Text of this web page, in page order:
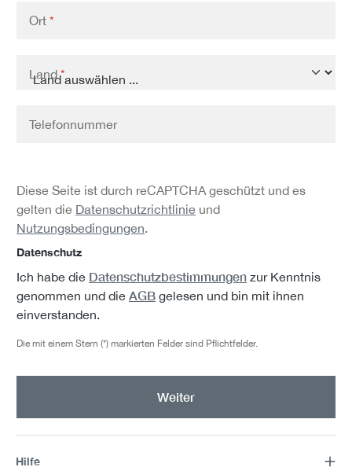
Ort *
Land*
Telefonnummer
Diese Seite ist durch reCAPTCHA geschützt und es
gelten die Datenschutzrichtlinie und
Nutzungsbedingungen.
Datenschutz
Ich habe die Datenschutzbestimmungen zur Kenntnis
genommen und die AGB gelesen und bin mit ihnen
einverstanden.
Die mit einem Stern (*) markierten Felder sind Pflichtfelder.
Weiter
Hilfe